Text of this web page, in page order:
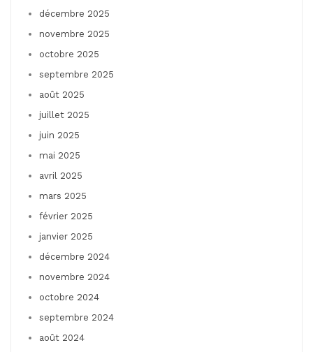
décembre 2025
novembre 2025
octobre 2025
septembre 2025
août 2025
juillet 2025
juin 2025
mai 2025
avril 2025
mars 2025
février 2025
janvier 2025
décembre 2024
novembre 2024
octobre 2024
septembre 2024
août 2024